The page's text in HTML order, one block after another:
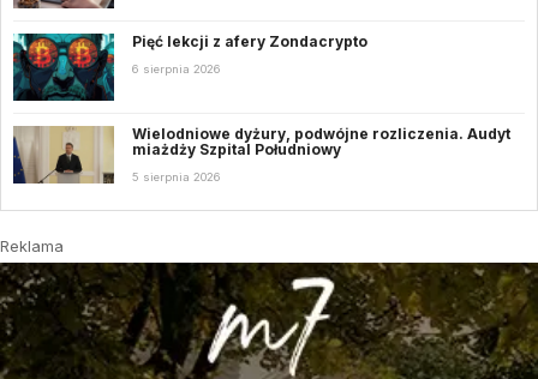
Pięć lekcji z afery Zondacrypto
6 sierpnia 2026
Wielodniowe dyżury, podwójne rozliczenia. Audyt
miażdży Szpital Południowy
5 sierpnia 2026
Reklama